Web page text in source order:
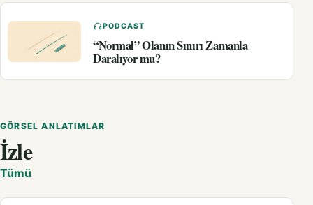
PODCAST
“Normal” Olanın Sınırı Zamanla
Daralıyor mu?
GÖRSEL ANLATIMLAR
İzle
Tümü